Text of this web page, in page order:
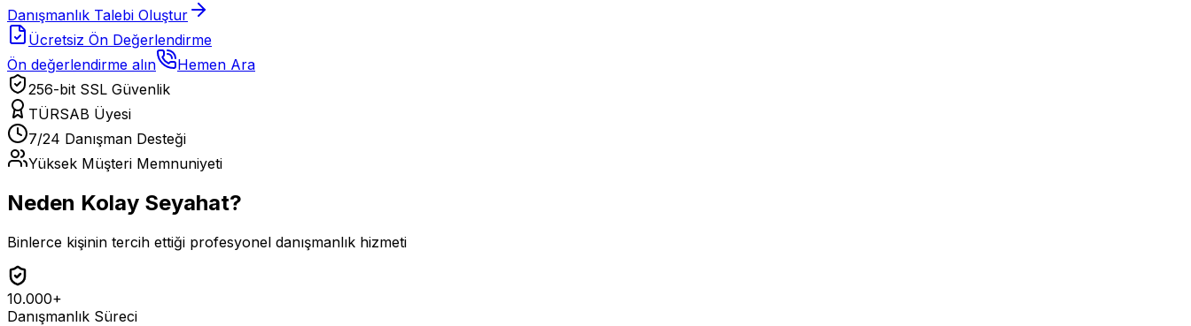
Danışmanlık Talebi Oluştur
Ücretsiz Ön Değerlendirme
Ön değerlendirme alın
Hemen Ara
256-bit SSL Güvenlik
TÜRSAB Üyesi
7/24 Danışman Desteği
Yüksek Müşteri Memnuniyeti
Neden Kolay Seyahat?
Binlerce kişinin tercih ettiği profesyonel danışmanlık hizmeti
10.000+
Danışmanlık Süreci